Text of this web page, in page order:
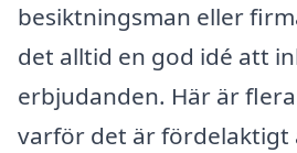
besiktningsman eller
det alltid en god idé att
erbjudanden. Här är
varför det är fördelaktigt